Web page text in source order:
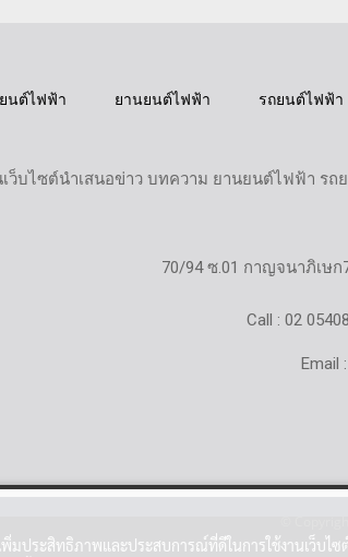
นต์ไฟฟ้า ยานยนต์ไฟฟ้า รถยนต์ไฟฟ้า
นเว็บไซต์นำเสนอข่าว บทความ ยานยนต์ไฟฟ้า
70/94 ซ.01 กาญจนาภิเษก
Call : 02
Email
พิ่มประสิทธิภาพและประสบการณ์ที่ดีในการใช้งานเว็บไ